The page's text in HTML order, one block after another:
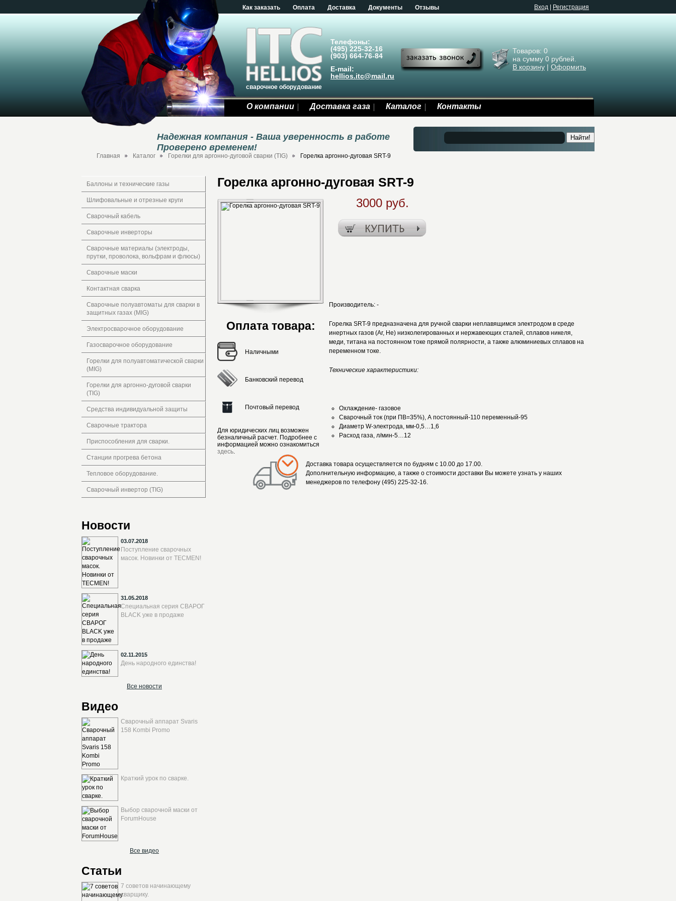
Как заказать Оплата Доставка Документы Отзывы Bход Регистрация
сварочное оборудование
Телефоны:
(495) 225-32-16
(903) 664-76-84
E-mail:
hellios.itc@mail.ru
Товаров: 0
на сумму 0 рублей.
В корзину | Оформить
О компании Доставка газа Каталог Контакты
Надежная компания - Ваша уверенность в работе
Проверено временем!
Найти!
Главная Каталог Горелки для аргонно-дуговой сварки (TIG) Горелка аргонно-дуговая SRT-9
Баллоны и технические газы
Шлифовальные и отрезные круги
Сварочный кабель
Сварочные инверторы
Сварочные материалы (электроды,
прутки, проволока, вольфрам и флюсы)
Сварочные маски
Контактная сварка
Сварочные полуавтоматы для сварки в
защитных газах (MIG)
Электросварочное оборудование
Газосварочное оборудование
Горелки для полуавтоматической сварки
(MIG)
Горелки для аргонно-дуговой сварки
(TIG)
Средства индивидуальной защиты
Сварочные трактора
Приспособления для сварки.
Станции прогрева бетона
Тепловое оборудование.
Сварочный инвертор (TIG)
Новости
03.07.2018
Поступление сварочных
масок. Новинки от TECMEN!
31.05.2018
Специальная серия СВАРОГ
BLACK уже в продаже
02.11.2015
День народного единства!
Все новости
Видео
Сварочный аппарат Svaris
158 Kombi Promo
Краткий урок по сварке.
Выбор сварочной маски от
ForumHouse
Все видео
Статьи
7 советов начинающему
сварщику.
Горелка аргонно-дуговая SRT-9
Оплата товара:
Наличными
Банковский перевод
Почтовый перевод
Для юридических лиц возможен
безналичный расчет. Подробнее с
информацией можно ознакомиться
здесь.
3000 руб.
Производитель: -
Горелка SRT-9 предназначена для ручной сварки неплавящимся электродом в среде
инертных газов (Аr, Не) низколегированных и нержавеющих сталей, сплавов никеля,
меди, титана на постоянном токе прямой полярности, а также алюминиевых сплавов на
переменном токе.
Технические характеристики:
Охлаждение- газовое
Сварочный ток (при ПВ=35%), А постоянный-110 переменный-95
Диаметр W-электрода, мм-0,5…1,6
Расход газа, л/мин-5…12
Доставка товара осуществляется по будням с 10.00 до 17.00.
Дополнительную информацию, а также о стоимости доставки Вы можете узнать у наших
менеджеров по телефону (495) 225-32-16.